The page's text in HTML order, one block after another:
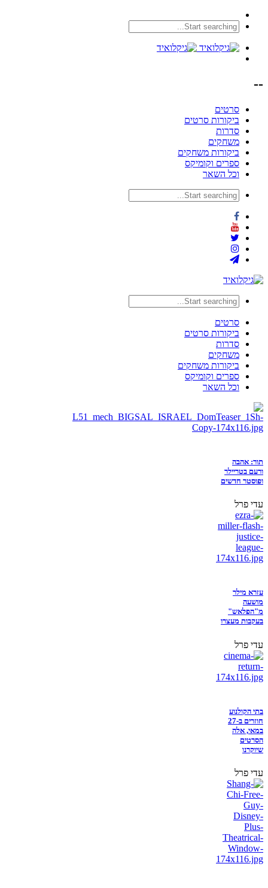
--
סרטים
ביקורות סרטים
סדרות
משחקים
ביקורות משחקים
ספרים וקומיקס
וכל השאר
סרטים
ביקורות סרטים
סדרות
משחקים
ביקורות משחקים
ספרים וקומיקס
וכל השאר
תור: אהבה
ורעם בטריילר
ופוסטר חדשים
עדי פרל
עזרא מילר
מושעה
מ"הפלאש"
בעקבות מעצרו
עדי פרל
בתי הקולנוע
חוזרים ב-27
במאי, אלה
הסרטים
שיוקרנו
עדי פרל